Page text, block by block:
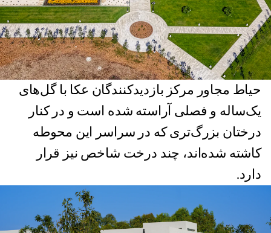
حیاط مجاور مرکز بازدیدکنندگان عکا با گل‌های
یک‌ساله و فصلی آراسته شده است و در کنار
درختان بزرگ‌تری که در سراسر این محوطه
کاشته شده‌اند، چند درخت شاخص نیز قرار
دارد.